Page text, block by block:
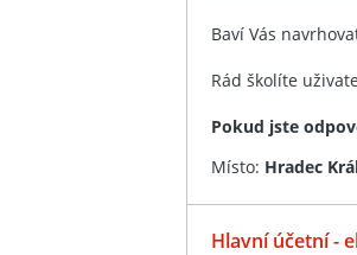
Baví Vás
Rád školíte
Pokud jste
Místo: Hradec
Hlavní účetní -